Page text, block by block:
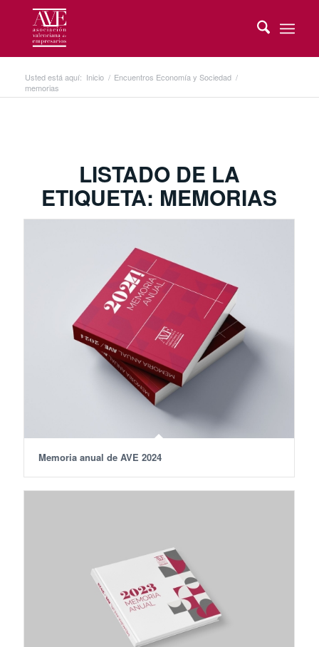
Usted está aquí: Inicio / Encuentros Economía y Sociedad /
memorias
LISTADO DE LA
ETIQUETA: MEMORIAS
Memoria anual de AVE 2024